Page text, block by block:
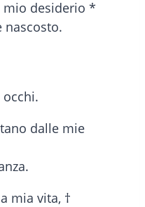
mio desiderio *
nascosto.
dalle mie
mia vita, †